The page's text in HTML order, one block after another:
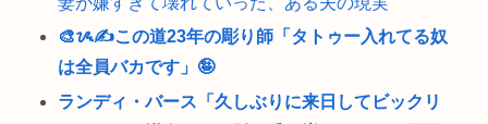
🎨ᝰ✍この道23年の彫り師「タトゥー入れてる奴
は全員バカです」🤪
ランディ・バース「久しぶりに来日してビックリ